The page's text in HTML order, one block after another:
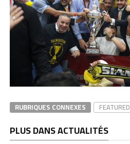
RUBRIQUES CONNEXES FEATURED
PLUS DANS ACTUALITÉS